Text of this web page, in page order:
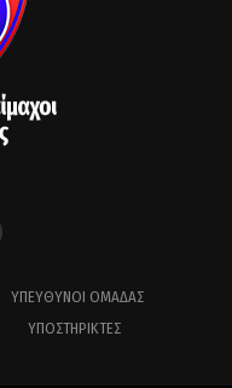
ΥΠΕΎΘΥΝΟΙ ΟΜΆΔΑΣ
ΥΠΟΣΤΗΡΙΚΤΈΣ